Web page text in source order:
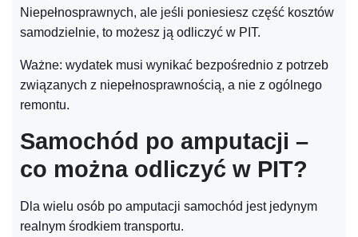
Niepełnosprawnych, ale jeśli poniesiesz część kosztów
samodzielnie, to możesz ją odliczyć w PIT.
Ważne: wydatek musi wynikać bezpośrednio z potrzeb
związanych z niepełnosprawnością, a nie z ogólnego
remontu.
Samochód po amputacji –
co można odliczyć w PIT?
Dla wielu osób po amputacji samochód jest jedynym
realnym środkiem transportu.